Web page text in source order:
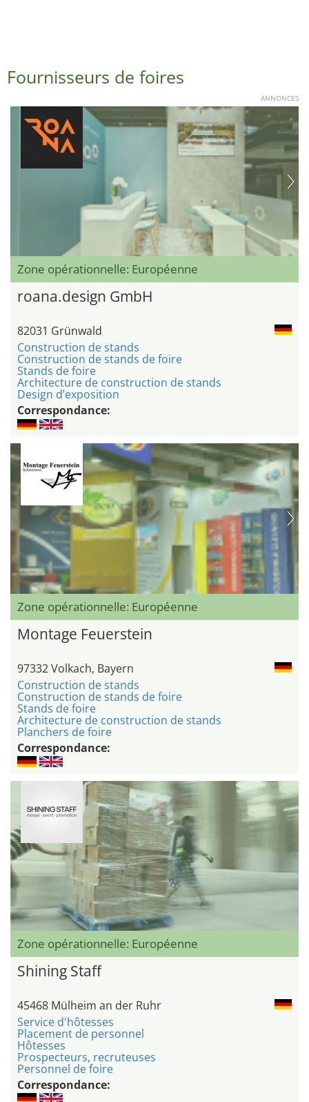
Fournisseurs de foires
ANNONCES
Zone opérationnelle: Européenne
roana.design GmbH
82031 Grünwald
Construction de stands
Construction de stands de foire
Stands de foire
Architecture de construction de stands
Design d’exposition
Correspondance:
Zone opérationnelle: Européenne
Montage Feuerstein
97332 Volkach, Bayern
Construction de stands
Construction de stands de foire
Stands de foire
Architecture de construction de stands
Planchers de foire
Correspondance:
Zone opérationnelle: Européenne
Shining Staff
45468 Mülheim an der Ruhr
Service d'hôtesses
Placement de personnel
Hôtesses
Prospecteurs, recruteuses
Personnel de foire
Correspondance: